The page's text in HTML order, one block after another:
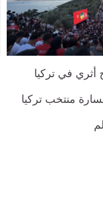
في تركيا
منتخب تركيا